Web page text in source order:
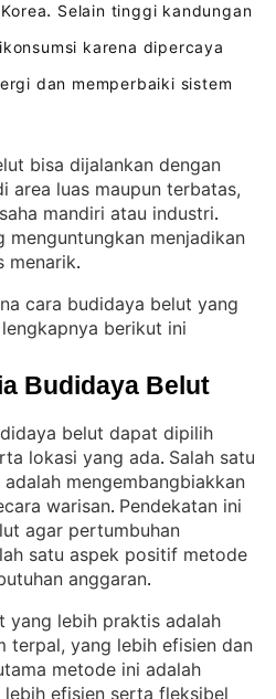
. Selain tinggi kandungan
karena dipercaya
dan memperbaiki sistem
bisa dijalankan dengan
area luas maupun terbatas,
mandiri atau industri
menguntungkan menjadikan
menarik.
cara budidaya belut yang
berikut ini
Budidaya Belut
belut dapat dipilih
lokasi yang ada. Salah satu
mengembangbiakkan
warisan. Pendekatan ini
agar pertumbuhan
satu aspek positif metode
anggaran.
yang lebih praktis adalah
terpal, yang lebih efisien dan
metode ini adalah
efisien serta fleksibel